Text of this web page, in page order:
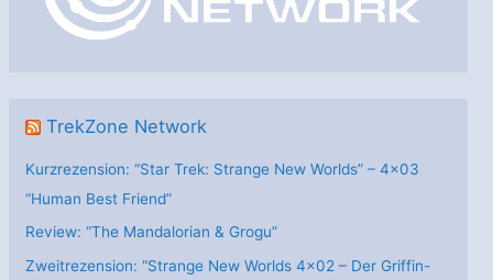
TrekZone Network
Kurzrezension: “Star Trek: Strange New Worlds” – 4×03
“Human Best Friend”
Review: “The Mandalorian & Grogu”
Zweitrezension: “Strange New Worlds 4×02 – Der Griffin-